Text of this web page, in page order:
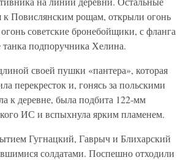
к Повислянским рощам, открыли огонь
советские бронебойщики, с фланга
танка подпоручника Хелина.
своей пушки «пантера», которая
перекресток и, гонясь за польскими
к деревне, была подбита 122-мм
ИС и вспыхнула ярким пламенем.
Гугнацкий, Гаврыч и Блихарский
солдатами. Поспешно отходили